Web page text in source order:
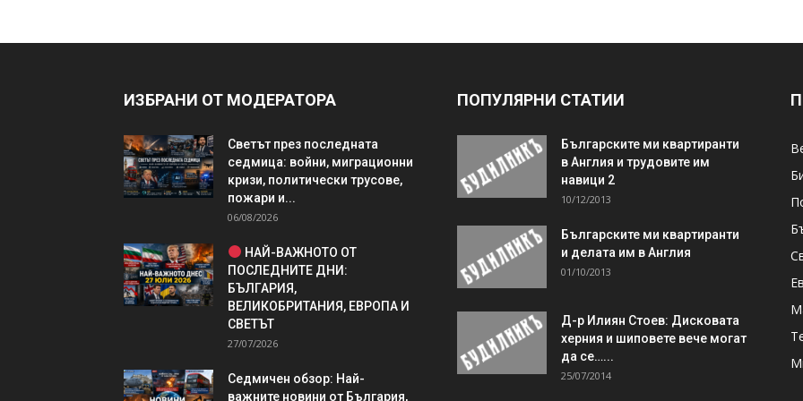
ИЗБРАНИ ОТ МОДЕРАТОРА
Светът през последната
седмица: войни, миграционни
кризи, политически трусове,
пожари и...
06/08/2026
НАЙ-ВАЖНОТО ОТ
ПОСЛЕДНИТЕ ДНИ:
БЪЛГАРИЯ,
ВЕЛИКОБРИТАНИЯ, ЕВРОПА И
СВЕТЪТ
27/07/2026
Седмичен обзор: Най-
важните новини от България,
ПОПУЛЯРНИ СТАТИИ
Българските ми квартиранти
в Англия и трудовите им
навици 2
10/12/2013
Българските ми квартиранти
и делата им в Англия
01/10/2013
Д-р Илиян Стоев: Дисковата
херния и шиповете вече могат
да се…...
25/07/2014